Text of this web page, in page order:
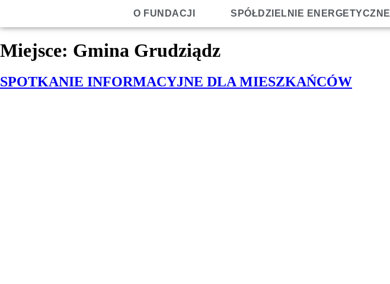
O FUNDACJI SPÓŁDZIELNIE ENERGETYCZNE
Miejsce: Gmina Grudziądz
SPOTKANIE INFORMACYJNE DLA MIESZKAŃCÓW